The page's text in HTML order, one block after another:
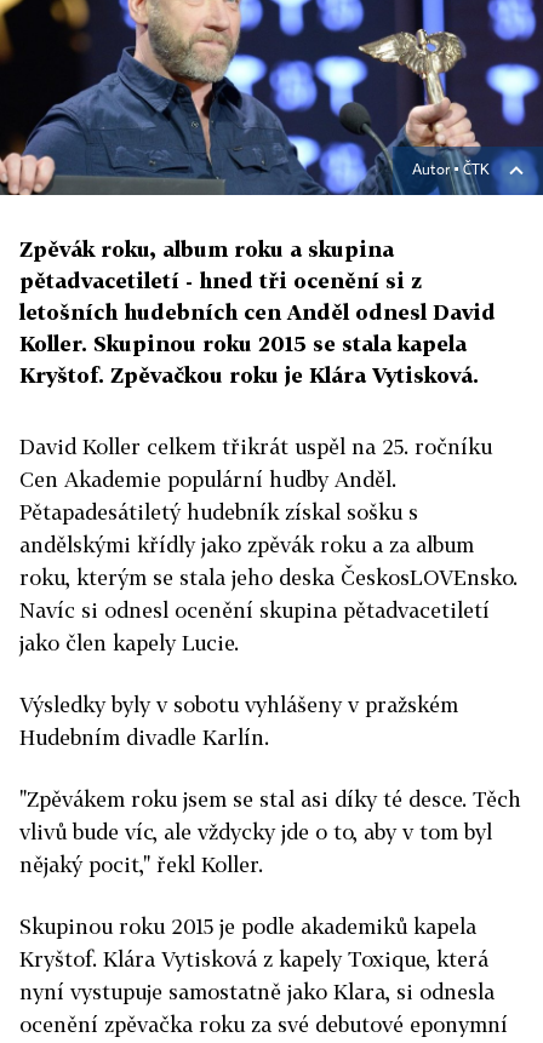
Autor ▪ČTK
Zpěvák roku, album roku a skupina
pětadvacetiletí - hned tři ocenění si z
letošních hudebních cen Anděl odnesl David
Koller. Skupinou roku 2015 se stala kapela
Kryštof. Zpěvačkou roku je Klára Vytisková.
David Koller celkem třikrát uspěl na 25. ročníku
Cen Akademie populární hudby Anděl.
Pětapadesátiletý hudebník získal sošku s
andělskými křídly jako zpěvák roku a za album
roku, kterým se stala jeho deska ČeskosLOVEnsko.
Navíc si odnesl ocenění skupina pětadvacetiletí
jako člen kapely Lucie.
Výsledky byly v sobotu vyhlášeny v pražském
Hudebním divadle Karlín.
"Zpěvákem roku jsem se stal asi díky té desce. Těch
vlivů bude víc, ale vždycky jde o to, aby v tom byl
nějaký pocit," řekl Koller.
Skupinou roku 2015 je podle akademiků kapela
Kryštof. Klára Vytisková z kapely Toxique, která
nyní vystupuje samostatně jako Klara, si odnesla
ocenění zpěvačka roku za své debutové eponymní